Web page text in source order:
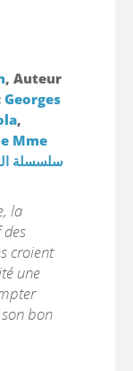
, Auteur
Georges
,
Mme
سلسسلة
la
croient
une
bon